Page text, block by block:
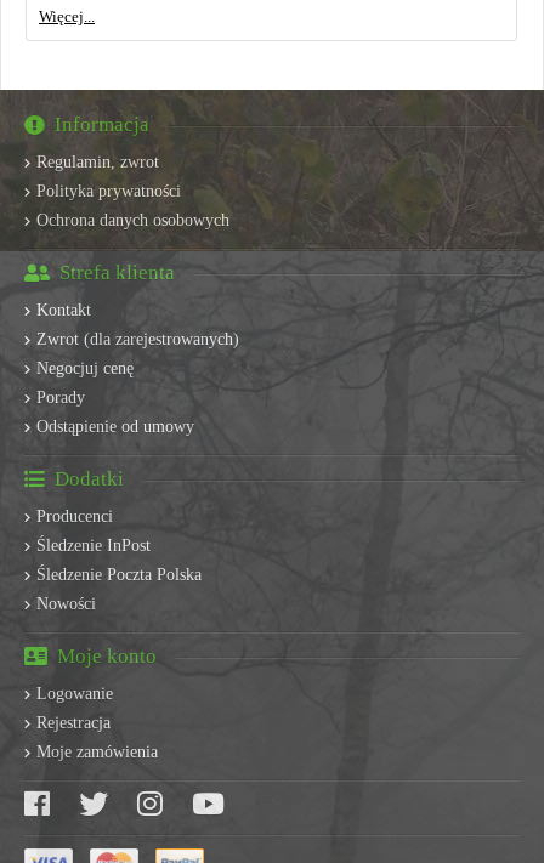
Więcej...
Informacja
Regulamin, zwrot
Polityka prywatności
Ochrona danych osobowych
Strefa klienta
Kontakt
Zwrot (dla zarejestrowanych)
Negocjuj cenę
Porady
Odstąpienie od umowy
Dodatki
Producenci
Śledzenie InPost
Śledzenie Poczta Polska
Nowości
Moje konto
Logowanie
Rejestracja
Moje zamówienia